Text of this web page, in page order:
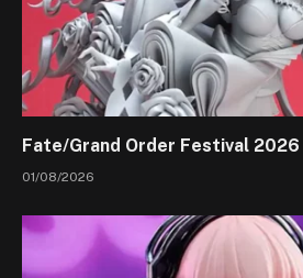
Fate/Grand Order Festival 2026
01/08/2026